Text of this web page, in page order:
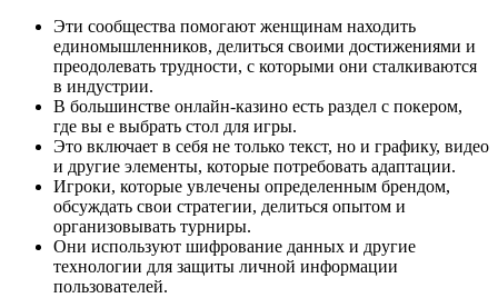
Эти сообщества помогают женщинам находить
единомышленников, делиться своими достижениями и
преодолевать трудности, с которыми они сталкиваются
в индустрии.
В большинстве онлайн-казино есть раздел с покером,
где вы е выбрать стол для игры.
Это включает в себя не только текст, но и графику, видео
и другие элементы, которые потребовать адаптации.
Игроки, которые увлечены определенным брендом,
обсуждать свои стратегии, делиться опытом и
организовывать турниры.
Они используют шифрование данных и другие
технологии для защиты личной информации
пользователей.